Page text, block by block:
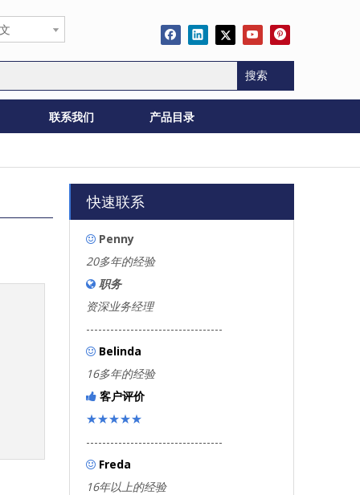
搜索
联系我们 产品目录
快速联系
 Penny
20多年的经验
 职务
资深业务经理
----------------------------------
 Belinda
16多年的经验
 客户评价
★★★★★
----------------------------------
 Freda
16年以上的经验